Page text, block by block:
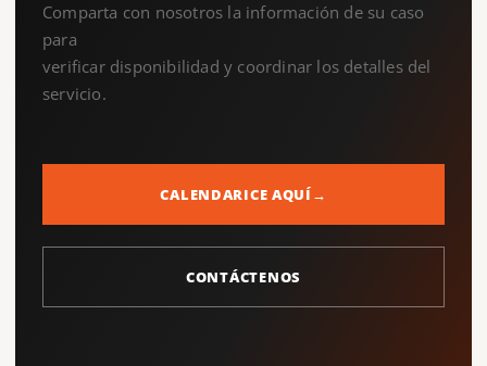
Comparta con nosotros la información de su caso
para
verificar disponibilidad y coordinar los detalles del
servicio.
CALENDARICE AQUÍ→
CONTÁCTENOS